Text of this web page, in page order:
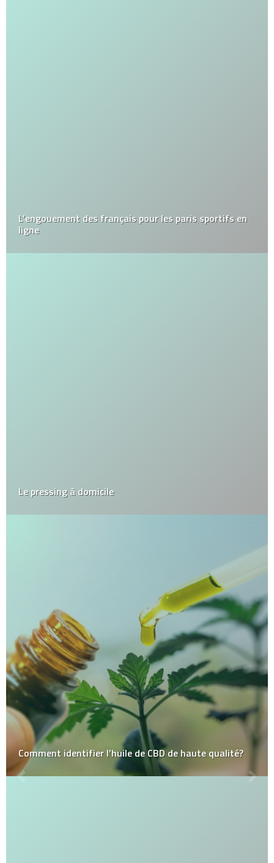
L’engouement des français pour les paris sportifs en
ligne
Le pressing à domicile
Comment identifier l’huile de CBD de haute qualité?